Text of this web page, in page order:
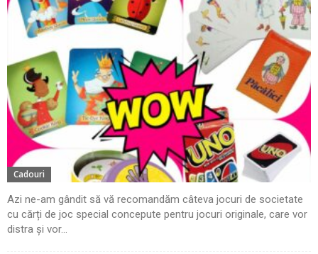
Cadouri
Azi ne-am gândit să vă recomandăm câteva jocuri de societate
cu cărți de joc special concepute pentru jocuri originale, care vor
distra și vor...